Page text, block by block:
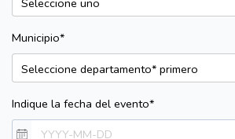
Municipio*
Indique la fecha del evento*